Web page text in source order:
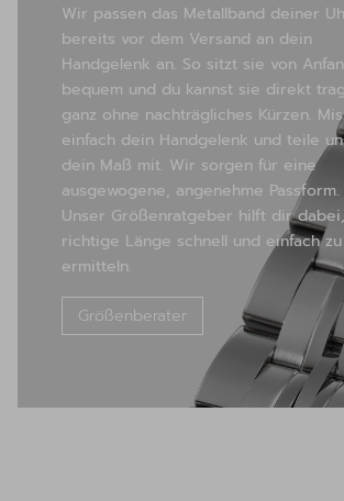
Wir passen das Metallband deiner
bereits vor dem Versand an dein
Handgelenk an. So sitzt sie von
bequem und du kannst sie direkt
ganz ohne nachträgliches Kürzen.
einfach dein Handgelenk und teile
dein Maß mit. Wir sorgen für eine
ausgewogene, angenehme Passform.
Unser Größenratgeber hilft dir
richtige Länge schnell und einfach zu
ermitteln.
Größenberater